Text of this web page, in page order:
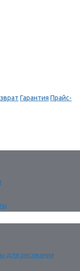
Гарантия Прайс-
для рисования